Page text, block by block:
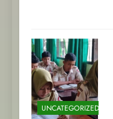
UNCATEGORIZED